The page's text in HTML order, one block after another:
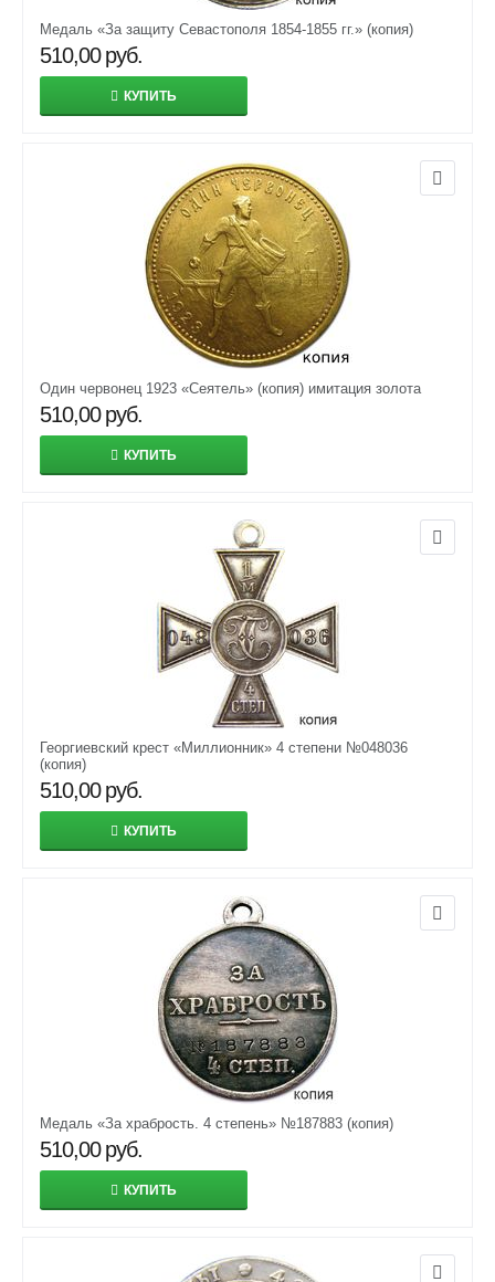
Медаль «За защиту Севастополя 1854-1855 гг.» (копия)
510,00 руб.
КУПИТЬ
Один червонец 1923 «Сеятель» (копия) имитация золота
510,00 руб.
КУПИТЬ
Георгиевский крест «Миллионник» 4 степени №048036
(копия)
510,00 руб.
КУПИТЬ
Медаль «За храбрость. 4 степень» №187883 (копия)
510,00 руб.
КУПИТЬ